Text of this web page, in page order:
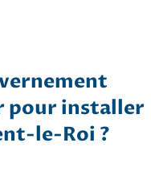
pour installer
le-Roi ?